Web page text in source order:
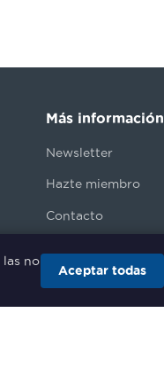
Más información
Newsletter
Hazte miembro
Contacto
las no
Aceptar todas